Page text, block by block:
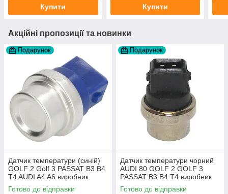
Купити Купити
Акційні пропозиції та новинки
Подарунок
Датчик температури (синій)
GOLF 2 Golf 3 PASSAT B3 B4
T4 AUDI A4 A6 виробник
Topran Німеччина
Готово до відправки
Подарунок
Датчик температури чорний
AUDI 80 GOLF 2 GOLF 3
PASSAT B3 B4 T4 виробник
TOPRAN Німеччина
Готово до відправки